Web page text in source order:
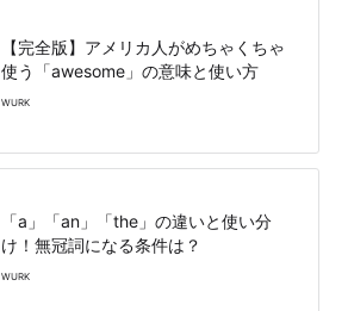
【完全版】アメリカ人がめちゃくちゃ
使う「awesome」の意味と使い方
WURK
「a」「an」「the」の違いと使い分
け！無冠詞になる条件は？
WURK